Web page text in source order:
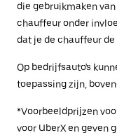
die gebruikmaken
chauffeur onder
dat je de chauffeur
Op bedrijfsauto's
toepassing zijn,
*Voorbeeldprijzen
voor UberX en geven